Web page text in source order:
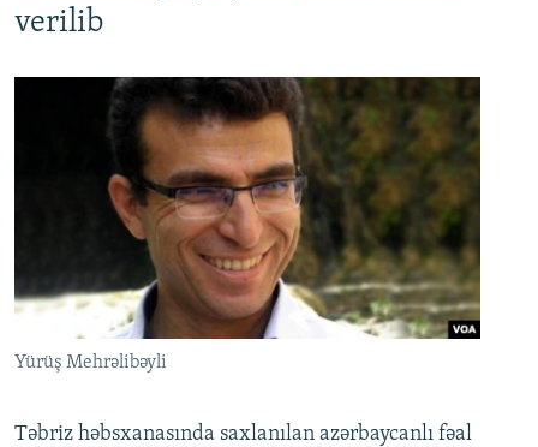
verilib
Yürüş Mehrəlibəyli
Təbriz həbsxanasında saxlanılan azərbaycanlı fəal